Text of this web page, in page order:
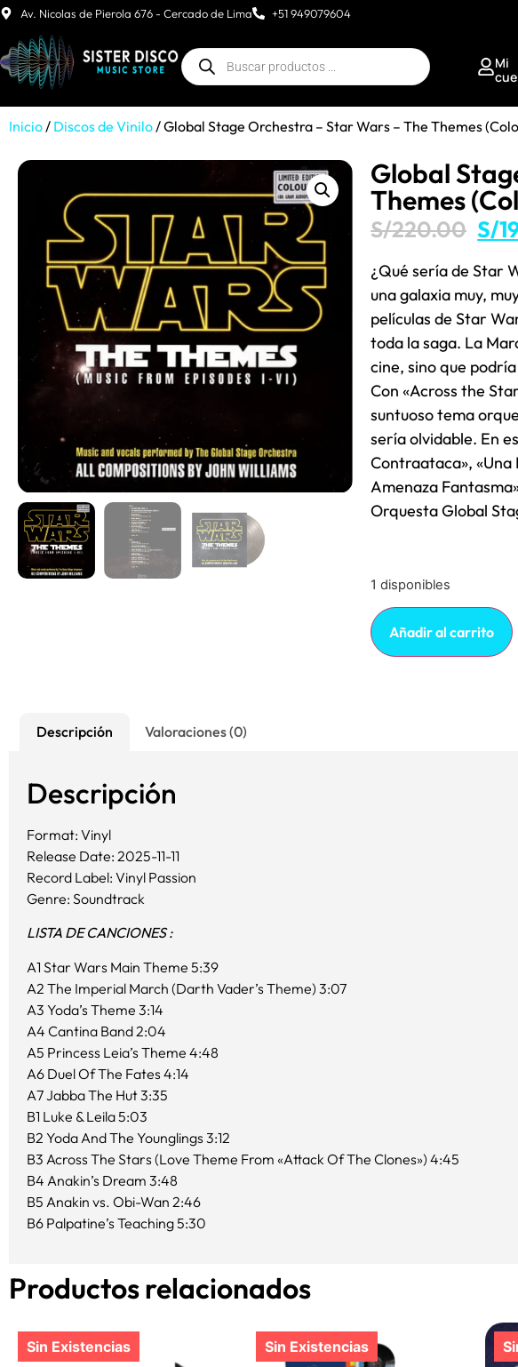
Av. Nicolas de Pierola 676 - Cercado de Lima +51 949079604
Mi
Inicio/ Discos de Vinilo/ Global Stage Orchestra – Star Wars – The Themes
Global
Themes
S/220.00 S/
¿Qué sería de Star
una galaxia muy,
películas de Star
toda la saga. La
cine, sino que
Con «Across the
suntuoso tema
sería olvidable. En
Contraataca», «Una
Amenaza
Orquesta Global
1 disponibles
Añadir al carrito
Descripción Valoraciones (0)
Descripción
Format: Vinyl
Release Date: 2025-11-11
Record Label: Vinyl Passion
Genre: Soundtrack
LISTA DE CANCIONES :
A1 Star Wars Main Theme 5:39
A2 The Imperial March (Darth Vader’s Theme) 3:07
A3 Yoda’s Theme 3:14
A4 Cantina Band 2:04
A5 Princess Leia’s Theme 4:48
A6 Duel Of The Fates 4:14
A7 Jabba The Hut 3:35
B1 Luke & Leila 5:03
B2 Yoda And The Younglings 3:12
B3 Across The Stars (Love Theme From «Attack Of The Clones») 4:45
B4 Anakin’s Dream 3:48
B5 Anakin vs. Obi-Wan 2:46
B6 Palpatine’s Teaching 5:30
Productos relacionados